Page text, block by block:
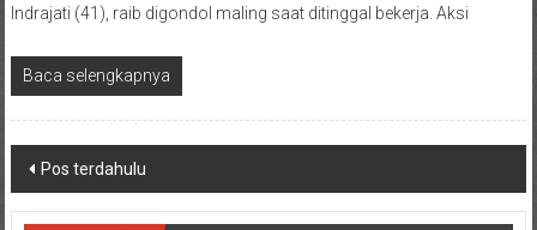
Indrajati (41), raib digondol maling saat ditinggal bekerja. Aksi
Baca selengkapnya
Navigasi
pos
Pos terdahulu